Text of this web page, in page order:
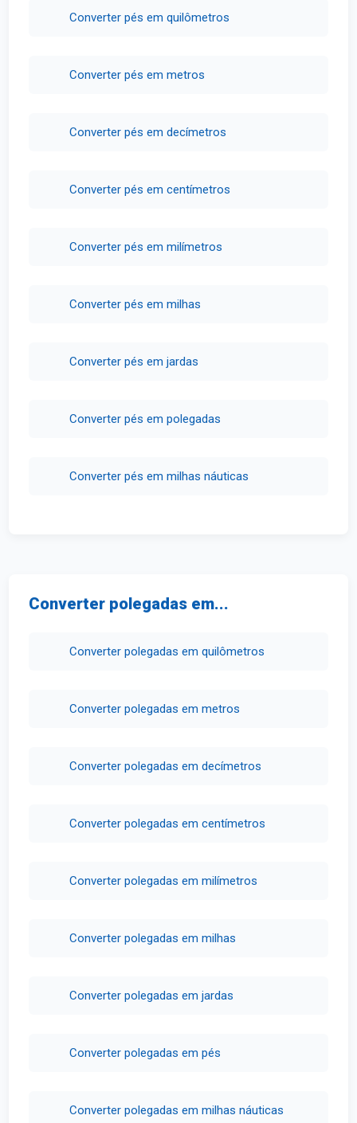
Converter pés em quilômetros
Converter pés em metros
Converter pés em decímetros
Converter pés em centímetros
Converter pés em milímetros
Converter pés em milhas
Converter pés em jardas
Converter pés em polegadas
Converter pés em milhas náuticas
Converter polegadas em...
Converter polegadas em quilômetros
Converter polegadas em metros
Converter polegadas em decímetros
Converter polegadas em centímetros
Converter polegadas em milímetros
Converter polegadas em milhas
Converter polegadas em jardas
Converter polegadas em pés
Converter polegadas em milhas náuticas